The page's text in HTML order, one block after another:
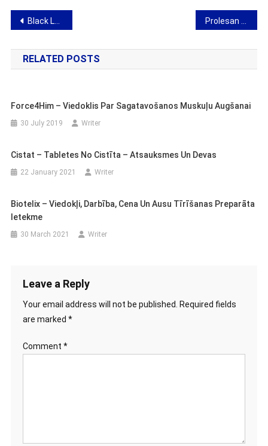
Post
navigation
Black Latte – viedoklis par novājēšanu
RELATED POSTS
Force4Him – Viedoklis Par Sagatavošanos Muskuļu Augšanai
30 July 2019 Writer
Cistat – Tabletes No Cistīta – Atsauksmes Un Devas
22 January 2021 Writer
Biotelix – Viedokļi, Darbība, Cena Un Ausu Tīrīšanas Preparāta
Ietekme
30 March 2021 Writer
Leave a Reply
Your email address will not be published.
Required fields
are marked *
Comment *